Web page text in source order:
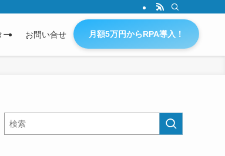
ー お問い合せ 月額5万円からRPA導入！